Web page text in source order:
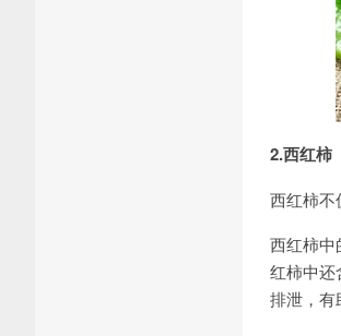
2.西红柿
西红柿不
西红柿中
红柿中还
排泄，有